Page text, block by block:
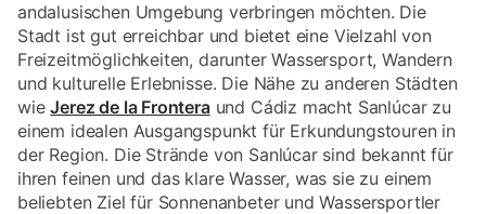
andalusischen Umgebung verbringen möchten. Die
Stadt ist gut erreichbar und bietet eine Vielzahl von
Freizeitmöglichkeiten, darunter Wassersport, Wandern
und kulturelle Erlebnisse. Die Nähe zu anderen Städten
wieJerez de la Fronteraund Cádiz macht Sanlúcar zu
einem idealen Ausgangspunkt für Erkundungstouren in
der Region. Die Strände von Sanlúcar sind bekannt für
ihren feinen und das klare Wasser, was sie zu einem
beliebten Ziel für Sonnenanbeter und Wassersportler